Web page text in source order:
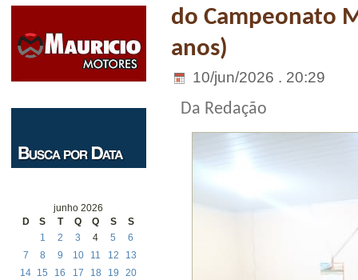
junho 2026
D
S T Q Q S S
1 2 3 4 5
6
7
8 9 10 11 12
13
14 15 16 17 18 19
20
do Campeonato
anos)
10/jun/2026 . 20:29
Da Redação